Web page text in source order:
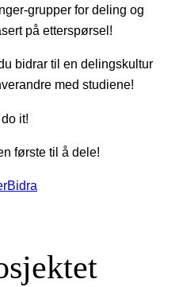
grupper for deling og
på etterspørsel!
bidrar til en delingskultur
med studiene!
it!
første til å dele!
Bidra